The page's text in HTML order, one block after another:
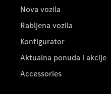
Nova vozila
Rabljena vozila
Konfigurator
Aktualna ponuda i akcije
Accessories